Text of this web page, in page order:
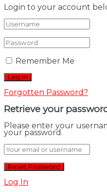
Login to your account
Remember Me
Forgotten Password?
Retrieve your
Please enter your
your password.
Log In